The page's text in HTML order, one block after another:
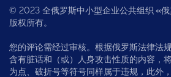
© 2023 全俄罗斯中小型企业公共组织 «
版权所有。
您的评论需经过审核。根据俄罗斯法律法
含有脏话和（或）人身攻击性质的内容，
为点、破折号等符号同样属于违规，此外